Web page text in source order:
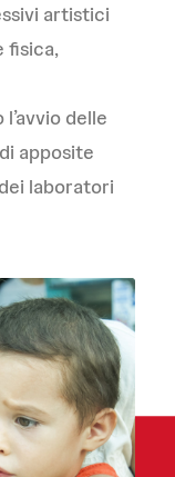
artistici
fisica,
delle
apposite
laboratori